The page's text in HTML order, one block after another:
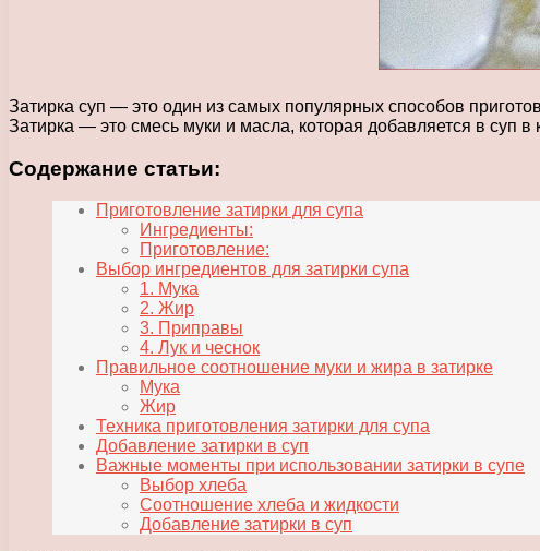
Затирка суп — это один из самых популярных способов
Затирка — это смесь муки и масла, которая добавляется в суп в
Содержание статьи:
Приготовление затирки для супа
Ингредиенты:
Приготовление:
Выбор ингредиентов для затирки супа
1. Мука
2. Жир
3. Приправы
4. Лук и чеснок
Правильное соотношение муки и жира в затирке
Мука
Жир
Техника приготовления затирки для супа
Добавление затирки в суп
Важные моменты при использовании затирки в супе
Выбор хлеба
Соотношение хлеба и жидкости
Добавление затирки в суп